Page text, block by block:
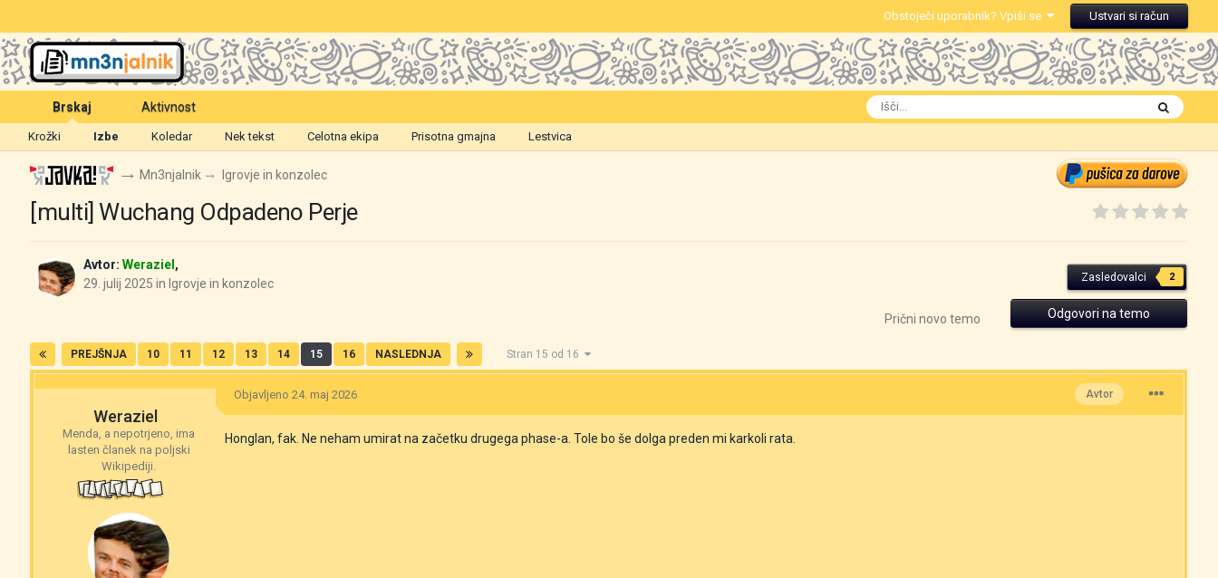
Obstoječi uporabnik? Vpiši se Ustvari si račun
Brskaj
Krožki Izbe Koledar Nek tekst Celotna ekipa Prisotna gmajna Lestvica
Aktivnost
Mn3njalnik Igrovje in konzolec
[multi] Wuchang Odpadeno Perje
Avtor:Weraziel ,
29. julij 2025 in Igrovje in konzolec Zasledovalci 2
Odgovori na temo
Prični novo temo
PREJŠNJA 10 11 12 13 14 15 16 NASLEDNJA Stran 15 od 16
Weraziel
Menda, a nepotrjeno, ima
lasten članek na poljski
Wikipediji.
Avtor
Objavljeno24. maj 2026
Honglan, fak. Ne neham umirat na začetku drugega phase-a. Tole bo še dolga preden mi karkoli rata.